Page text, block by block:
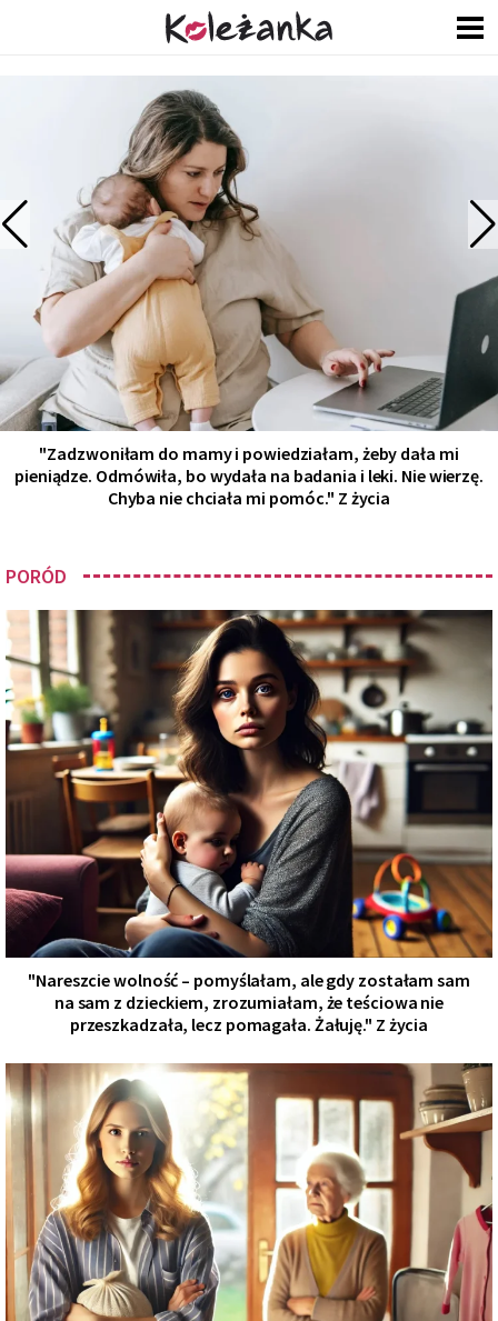
„Publikuję osobiste nietypowe zdjęcie. Komentarze: ‘W pani
wieku takich zdjęć nie wolno publikować.’ ‘Po co to
pokazywać. Myśli że ma 16 lat." Z życia
PORÓD
"Nareszcie wolność – pomyślałam, ale gdy zostałam sam
na sam z dzieckiem, zrozumiałam, że teściowa nie
przeszkadzała, lecz pomagała. Żałuję." Z życia